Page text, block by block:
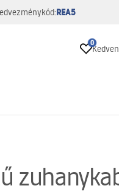
REA5
0